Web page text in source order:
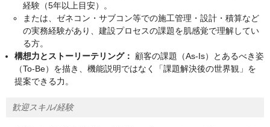
経験（5年以上目安）。
または、ゼネコン・サブコン等での施工管理・設計・積算など
の実務経験があり、建設プロセスの課題を肌感覚で理解してい
る方。
構想力とストーリーテリング：
顧客の課題（As-Is）とあるべき姿
（To-Be）を描き、機能説明ではなく「課題解決後の世界観」を
提案できる力。
歓迎スキル/経験